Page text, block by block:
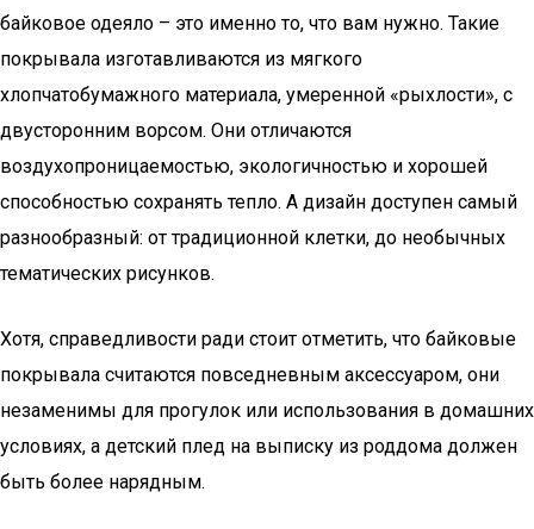
байковое одеяло – это именно то, что вам нужно. Такие
покрывала изготавливаются из мягкого
хлопчатобумажного материала, умеренной «рыхлости», с
двусторонним ворсом. Они отличаются
воздухопроницаемостью, экологичностью и хорошей
способностью сохранять тепло. А дизайн доступен самый
разнообразный: от традиционной клетки, до необычных
тематических рисунков.
Хотя, справедливости ради стоит отметить, что байковые
покрывала считаются повседневным аксессуаром, они
незаменимы для прогулок или использования в домашних
условиях, а детский плед на выписку из роддома должен
быть более нарядным.